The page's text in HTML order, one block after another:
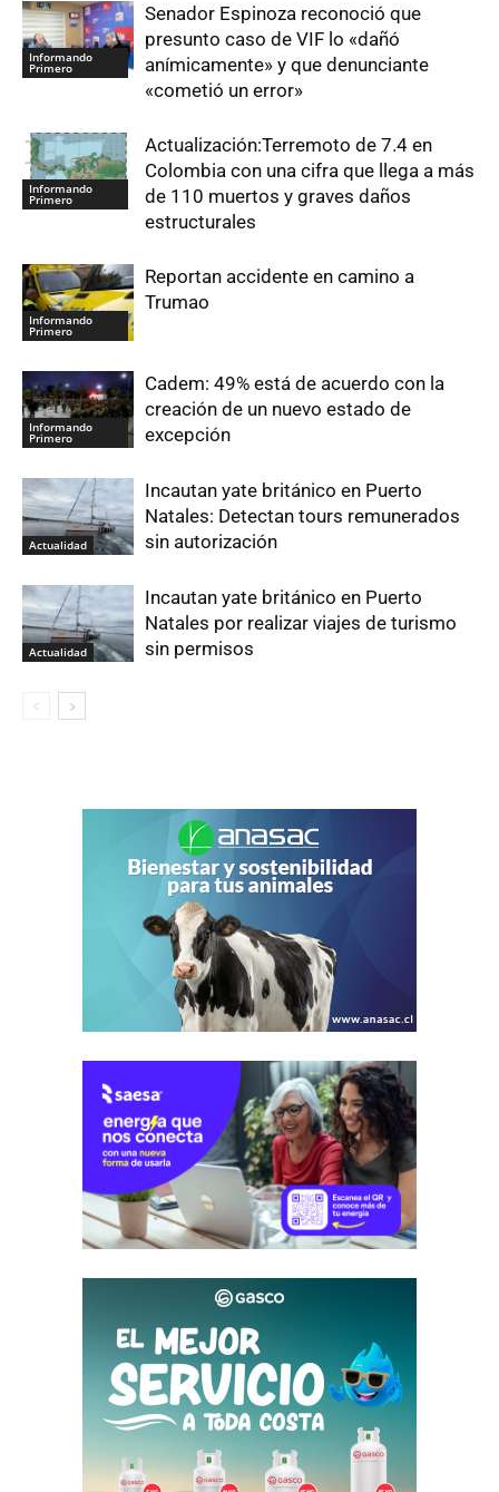
Informando
Primero
Senador Espinoza reconoció que
presunto caso de VIF lo «dañó
anímicamente» y que denunciante
«cometió un error»
Informando
Primero
Actualización:Terremoto de 7.4 en
Colombia con una cifra que llega a más
de 110 muertos y graves daños
estructurales
Informando
Primero
Reportan accidente en camino a
Trumao
Informando
Primero
Cadem: 49% está de acuerdo con la
creación de un nuevo estado de
excepción
Actualidad
Incautan yate británico en Puerto
Natales: Detectan tours remunerados
sin autorización
Actualidad
Incautan yate británico en Puerto
Natales por realizar viajes de turismo
sin permisos